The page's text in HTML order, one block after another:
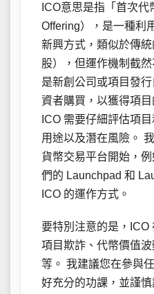
ICO意思是指「首次
Offering），是一種利
新興方式，類似於傳
股），但運作機制截
是新創公司或項目發
資者購買，以獲得項
ICO 需要仔細評估項
用途以及潛在風險。
貨幣交易平台開始，
們的 Launchpad 和
ICO 的運作方式。
要特別注意的是，ICO
項目欺詐、代幣價值
等。 我建議您在參與
好充分的功課，並謹